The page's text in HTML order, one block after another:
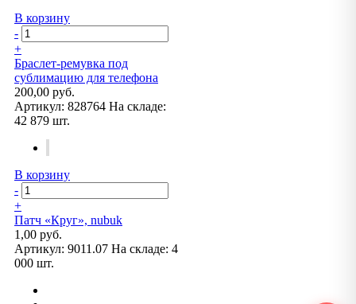
В корзину
-
+
Браслет-ремувка под
сублимацию для телефона
200,00 руб.
Артикул: 828764 На складе:
42 879 шт.
В корзину
-
+
Патч «Круг», nubuk
1,00 руб.
Артикул: 9011.07 На складе: 4
000 шт.